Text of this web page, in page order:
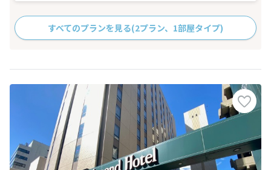
すべてのプランを見る(2プラン、1部屋タイプ)